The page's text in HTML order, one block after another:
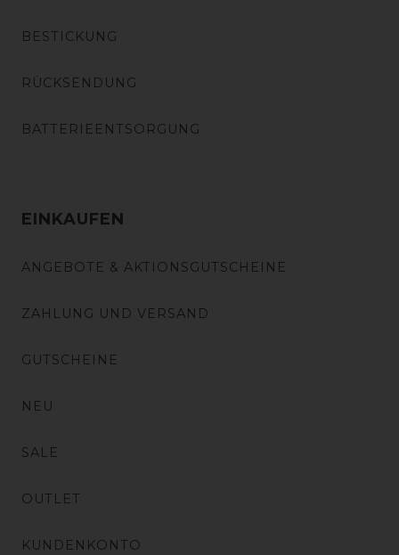
BESTICKUNG
RÜCKSENDUNG
BATTERIEENTSORGUNG
EINKAUFEN
ANGEBOTE & AKTIONSGUTSCHEINE
ZAHLUNG UND VERSAND
GUTSCHEINE
NEU
SALE
OUTLET
KUNDENKONTO